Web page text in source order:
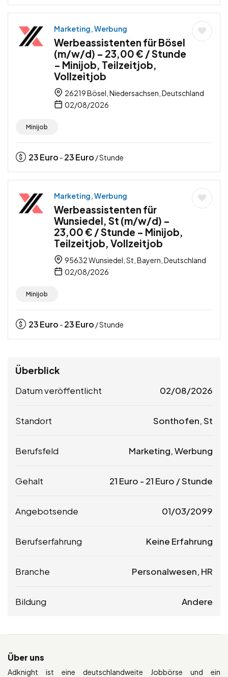
Marketing, Werbung
Werbeassistenten für Bösel
(m/w/d) – 23,00 € / Stunde
– Minijob, Teilzeitjob,
Vollzeitjob
26219 Bösel, Niedersachsen, Deutschland
02/08/2026
Minijob
23Euro - 23Euro / Stunde
Marketing, Werbung
Werbeassistenten für
Wunsiedel, St (m/w/d) –
23,00 € / Stunde – Minijob,
Teilzeitjob, Vollzeitjob
95632 Wunsiedel, St, Bayern, Deutschland
02/08/2026
Minijob
23Euro - 23Euro / Stunde
Überblick
Datum veröffentlicht 02/08/2026
Standort Sonthofen, St
Berufsfeld Marketing, Werbung
Gehalt 21 Euro - 21 Euro / Stunde
Angebotsende 01/03/2099
Berufserfahrung Keine Erfahrung
Branche Personalwesen, HR
Bildung Andere
Über uns
Adknight ist eine deutschlandweite Jobbörse und ein